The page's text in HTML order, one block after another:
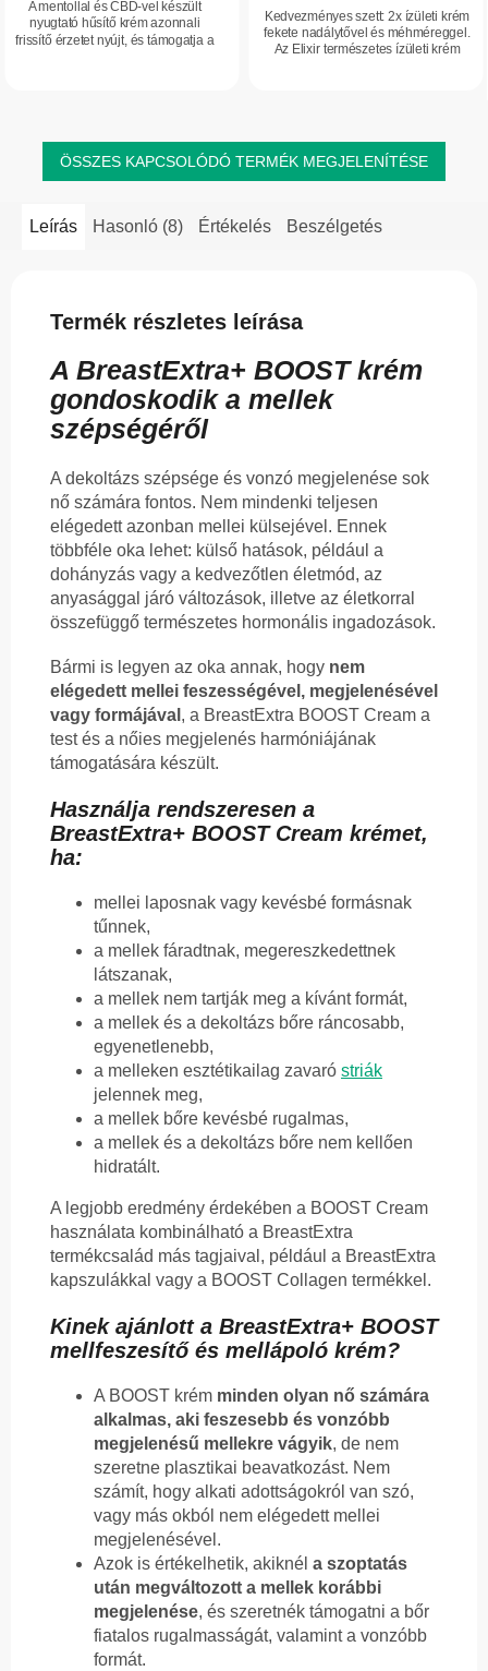
A mentollal és CBD-vel készült
nyugtató hűsítő krém azonnali
frissítő érzetet nyújt, és támogatja a
ből
5,0
csillag.
Kedvezményes szett: 2x ízületi krém
fekete nadálytővel és méhméreggel.
Az Elixir természetes ízületi krém
ÖSSZES KAPCSOLÓDÓ TERMÉK MEGJELENÍTÉSE
Leírás Hasonló (8) Értékelés Beszélgetés
Termék részletes leírása
A BreastExtra+ BOOST krém
gondoskodik a mellek
szépségéről
A dekoltázs szépsége és vonzó megjelenése sok
nő számára fontos. Nem mindenki teljesen
elégedett azonban mellei külsejével. Ennek
többféle oka lehet: külső hatások, például a
dohányzás vagy a kedvezőtlen életmód, az
anyasággal járó változások, illetve az életkorral
összefüggő természetes hormonális ingadozások.
Bármi is legyen az oka annak, hogy nem
elégedett mellei feszességével, megjelenésével
vagy formájával , a BreastExtra BOOST Cream a
test és a nőies megjelenés harmóniájának
támogatására készült.
Használja rendszeresen a
BreastExtra+ BOOST Cream krémet,
ha:
mellei laposnak vagy kevésbé formásnak
tűnnek,
a mellek fáradtnak, megereszkedettnek
látszanak,
a mellek nem tartják meg a kívánt formát,
a mellek és a dekoltázs bőre ráncosabb,
egyenetlenebb,
a melleken esztétikailag zavaró striák
jelennek meg,
a mellek bőre kevésbé rugalmas,
a mellek és a dekoltázs bőre nem kellően
hidratált.
A legjobb eredmény érdekében a BOOST Cream
használata kombinálható a BreastExtra
termékcsalád más tagjaival, például a BreastExtra
kapszulákkal vagy a BOOST Collagen termékkel.
Kinek ajánlott a BreastExtra+ BOOST
mellfeszesítő és mellápoló krém?
A BOOST krém minden olyan nő számára
alkalmas, aki feszesebb és vonzóbb
megjelenésű mellekre vágyik, de nem
szeretne plasztikai beavatkozást. Nem
számít, hogy alkati adottságokról van szó,
vagy más okból nem elégedett mellei
megjelenésével.
Azok is értékelhetik, akiknél a szoptatás
után megváltozott a mellek korábbi
megjelenése, és szeretnék támogatni a bőr
fiatalos rugalmasságát, valamint a vonzóbb
formát.